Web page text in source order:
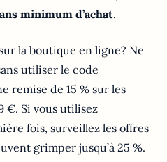
minimum d’achat.
la boutique en ligne? Ne
utiliser le code
remise de 15 % sur les
€. Si vous utilisez
fois, surveillez les offres
grimper jusqu’à 25 %.